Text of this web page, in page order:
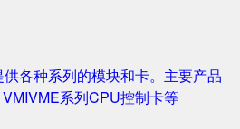
各种系列的模块和卡。主要产品
系列CPU控制卡等